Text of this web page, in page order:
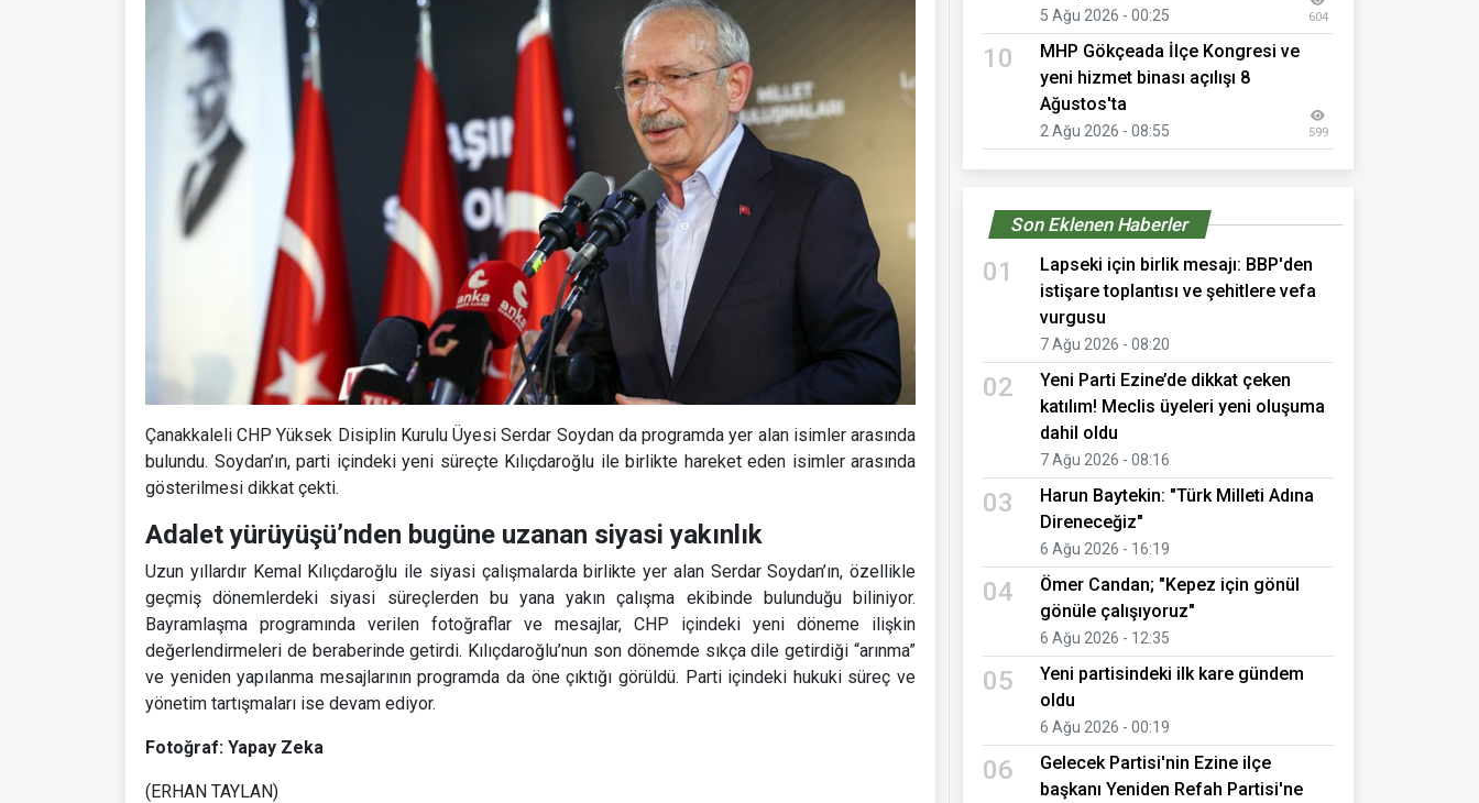
Çanakkaleli CHP Yüksek Disiplin Kurulu Üyesi Serdar Soydan da programda yer alan isimler arasında
bulundu. Soydan’ın, parti içindeki yeni süreçte Kılıçdaroğlu ile birlikte hareket eden isimler arasında
gösterilmesi dikkat çekti.
Adalet yürüyüşü’nden bugüne uzanan siyasi yakınlık
Uzun yıllardır Kemal Kılıçdaroğlu ile siyasi çalışmalarda birlikte yer alan Serdar Soydan’ın, özellikle
geçmiş dönemlerdeki siyasi süreçlerden bu yana yakın çalışma ekibinde bulunduğu biliniyor.
Bayramlaşma programında verilen fotoğraflar ve mesajlar, CHP içindeki yeni döneme ilişkin
değerlendirmeleri de beraberinde getirdi. Kılıçdaroğlu’nun son dönemde sıkça dile getirdiği “arınma”
ve yeniden yapılanma mesajlarının programda da öne çıktığı görüldü. Parti içindeki hukuki süreç ve
yönetim tartışmaları ise devam ediyor.
Fotoğraf: Yapay Zeka
(ERHAN TAYLAN)
5 Ağu 2026 - 00:25 604
10
MHP Gökçeada İlçe Kongresi ve
yeni hizmet binası açılışı 8
Ağustos'ta
2 Ağu 2026 - 08:55 599
Son Eklenen Haberler
01
Lapseki için birlik mesajı: BBP'den
istişare toplantısı ve şehitlere vefa
vurgusu
7 Ağu 2026 - 08:20
02
Yeni Parti Ezine’de dikkat çeken
katılım! Meclis üyeleri yeni oluşuma
dahil oldu
7 Ağu 2026 - 08:16
03
Harun Baytekin: "Türk Milleti Adına
Direneceğiz"
6 Ağu 2026 - 16:19
04
Ömer Candan; "Kepez için gönül
gönüle çalışıyoruz"
6 Ağu 2026 - 12:35
05
Yeni partisindeki ilk kare gündem
oldu
6 Ağu 2026 - 00:19
06
Gelecek Partisi'nin Ezine ilçe
başkanı Yeniden Refah Partisi'ne